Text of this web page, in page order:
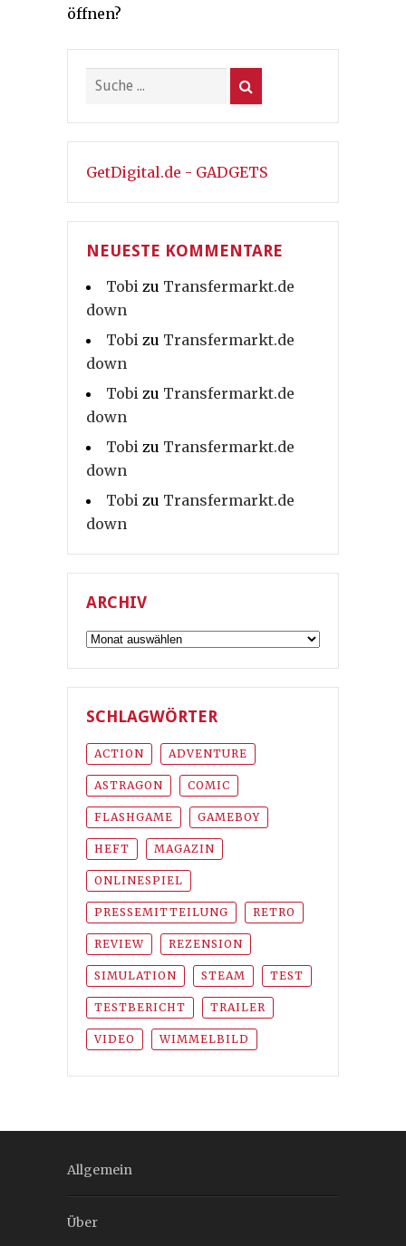
öffnen?
GetDigital.de - GADGETS
NEUESTE KOMMENTARE
Tobi zu Transfermarkt.de
down
Tobi zu Transfermarkt.de
down
Tobi zu Transfermarkt.de
down
Tobi zu Transfermarkt.de
down
Tobi zu Transfermarkt.de
down
ARCHIV
Archiv
SCHLAGWÖRTER
ACTION ADVENTURE
ASTRAGON COMIC
FLASHGAME GAMEBOY
HEFT MAGAZIN
ONLINESPIEL
PRESSEMITTEILUNG RETRO
REVIEW REZENSION
SIMULATION STEAM TEST
TESTBERICHT TRAILER
VIDEO WIMMELBILD
Allgemein
Über